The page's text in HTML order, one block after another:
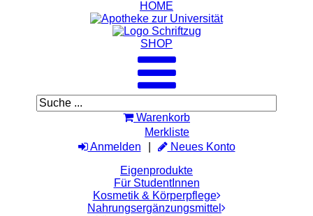
HOME
SHOP
Warenkorb
Merkliste
Anmelden
Neues Konto
Eigenprodukte
Für StudentInnen
Kosmetik & Körperpflege
Nahrungsergänzungsmittel